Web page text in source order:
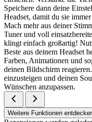
Speichere dann deine
Headset, damit du sie
Mach mehr aus deiner
Tuner und voll
klingt einfach großartig!
Beste aus deinem Headset
Farben, Animationen und
deinen Bildschirm
einzusteigen und deinen
Wünschen anzupassen.
Weitere Funktionen